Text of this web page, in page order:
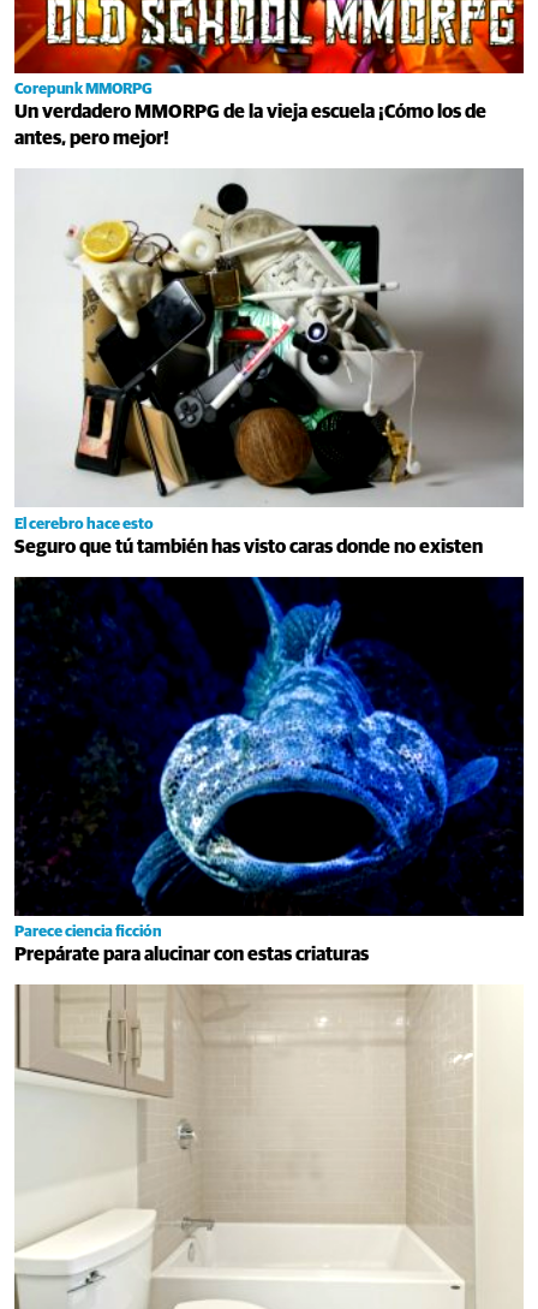
Corepunk MMORPG
Un verdadero MMORPG de la vieja escuela ¡Cómo los de
antes, pero mejor!
El cerebro hace esto
Seguro que tú también has visto caras donde no existen
Parece ciencia ficción
Prepárate para alucinar con estas criaturas